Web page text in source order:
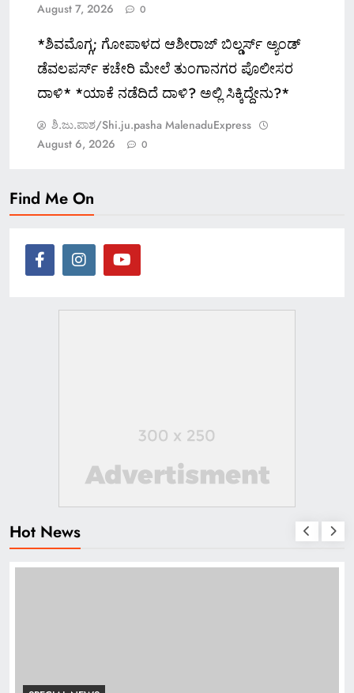
August 7, 2026
0
*ಶಿವಮೊಗ್ಗ; ಗೋಪಾಳದ ಆಶೀರಾಜ್ ಬಿಲ್ಡರ್ಸ್ ಅ್ಯಂಡ್
ಡೆವಲಪರ್ಸ್ ಕಚೇರಿ ಮೇಲೆ ತುಂಗಾನಗರ ಪೊಲೀಸರ
ದಾಳಿ* *ಯಾಕೆ ನಡೆದಿದೆ ದಾಳಿ? ಅಲ್ಲಿ ಸಿಕ್ಕಿದ್ದೇನು?*
ಶಿ.ಜು.ಪಾಶ/Shi.ju.pasha MalenaduExpress
August 6, 2026
0
Find Me On
Hot News